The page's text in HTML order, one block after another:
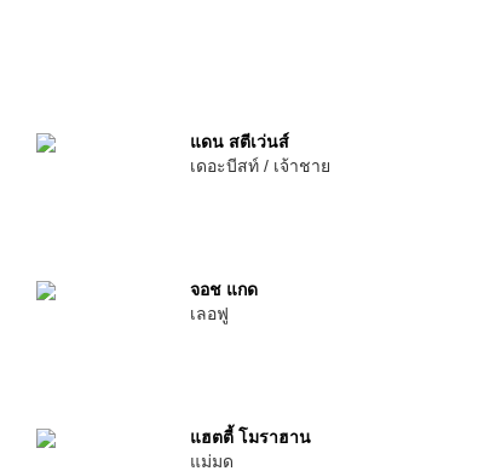
แดน สตีเว่นส์
เดอะบีสท์ / เจ้าชาย
จอช แกด
เลอฟู
แฮตตี้ โมราฮาน
แม่มด